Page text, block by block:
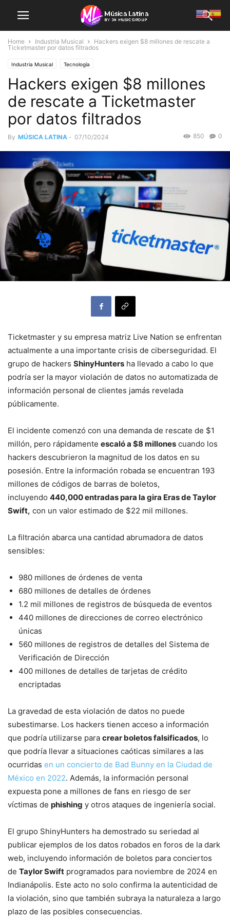
Home Industria Musical
Hackers exigen $8 millones de rescate a
Ticketmaster por datos filtrados
Industria Musical Tecnología
Hackers exigen $8 millones
de rescate a Ticketmaster
por datos filtrados
By MÚSICA LATINA - 07/10/2024 0
850
Ticketmaster y su empresa matriz Live Nation se enfrentan
actualmente a una importante crisis de ciberseguridad. El
grupo de hackers ShinyHunters ha llevado a cabo lo que
podría ser la mayor violación de datos no automatizada de
información personal de clientes jamás revelada
públicamente.
El incidente comenzó con una demanda de rescate de $1
millón, pero rápidamente escaló a $8 millones cuando los
hackers descubrieron la magnitud de los datos en su
posesión. Entre la información robada se encuentran 193
millones de códigos de barras de boletos,
incluyendo 440,000 entradas para la gira Eras de Taylor
Swift, con un valor estimado de $22 mil millones.
La filtración abarca una cantidad abrumadora de datos
sensibles:
980 millones de órdenes de venta
680 millones de detalles de órdenes
1.2 mil millones de registros de búsqueda de eventos
440 millones de direcciones de correo electrónico
únicas
560 millones de registros de detalles del Sistema de
Verificación de Dirección
400 millones de detalles de tarjetas de crédito
encriptadas
La gravedad de esta violación de datos no puede
subestimarse. Los hackers tienen acceso a información
que podría utilizarse para crear boletos falsificados, lo
que podría llevar a situaciones caóticas similares a las
ocurridas en un concierto de Bad Bunny en la Ciudad de
México en 2022. Además, la información personal
expuesta pone a millones de fans en riesgo de ser
víctimas de phishing y otros ataques de ingeniería social.
El grupo ShinyHunters ha demostrado su seriedad al
publicar ejemplos de los datos robados en foros de la dark
web, incluyendo información de boletos para conciertos
de Taylor Swift programados para noviembre de 2024 en
Indianápolis. Este acto no solo confirma la autenticidad de
la violación, sino que también subraya la naturaleza a largo
plazo de las posibles consecuencias.